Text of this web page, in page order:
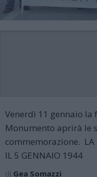
Venerdì 11 gennaio
Monumento aprirà le
commemorazione. LA
IL 5 GENNAIO 1944
di Gea Somazzi